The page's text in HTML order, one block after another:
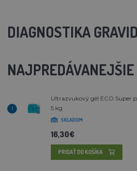
DIAGNOSTIKA
NAJPREDÁVANEJŠIE
1
Ultrazvukový gél ECO Super
5 kg
SKLADOM
16,30€
PRIDAŤ DO KOŠÍKA